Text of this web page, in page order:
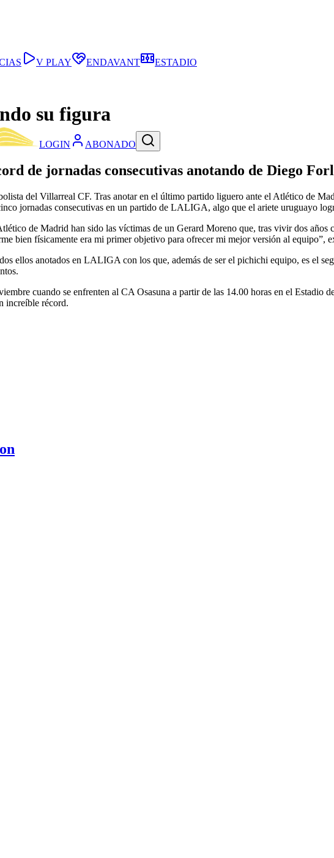
LOGIN ABONADO
V PLAY ENDAVANT ESTADIO
su figura
de jornadas consecutivas anotando de Diego
del Villarreal CF. Tras anotar en el último partido liguero ante el Atlético de
jornadas consecutivas en un partido de LALIGA, algo que el ariete uruguayo
de Madrid han sido las víctimas de un Gerard Moreno que, tras vivir dos años
bien físicamente era mi primer objetivo para ofrecer mi mejor versión al equipo”,
ellos anotados en LALIGA con los que, además de ser el pichichi equipo, es el
cuando se enfrenten al CA Osasuna a partir de las 14.00 horas en el Estadio
increíble récord.